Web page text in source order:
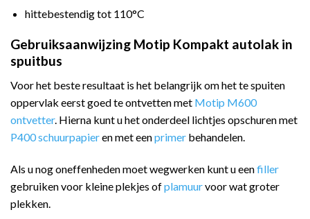
hittebestendig tot 110°C
Gebruiksaanwijzing Motip Kompakt autolak in
spuitbus
Voor het beste resultaat is het belangrijk om het te spuiten
oppervlak eerst goed te ontvetten met Motip M600
ontvetter. Hierna kunt u het onderdeel lichtjes opschuren met
P400 schuurpapieren met eenprimer behandelen.
Als u nog oneffenheden moet wegwerken kunt u eenfiller
gebruiken voor kleine plekjes ofplamuurvoor wat groter
plekken.